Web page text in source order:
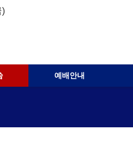
예배안내